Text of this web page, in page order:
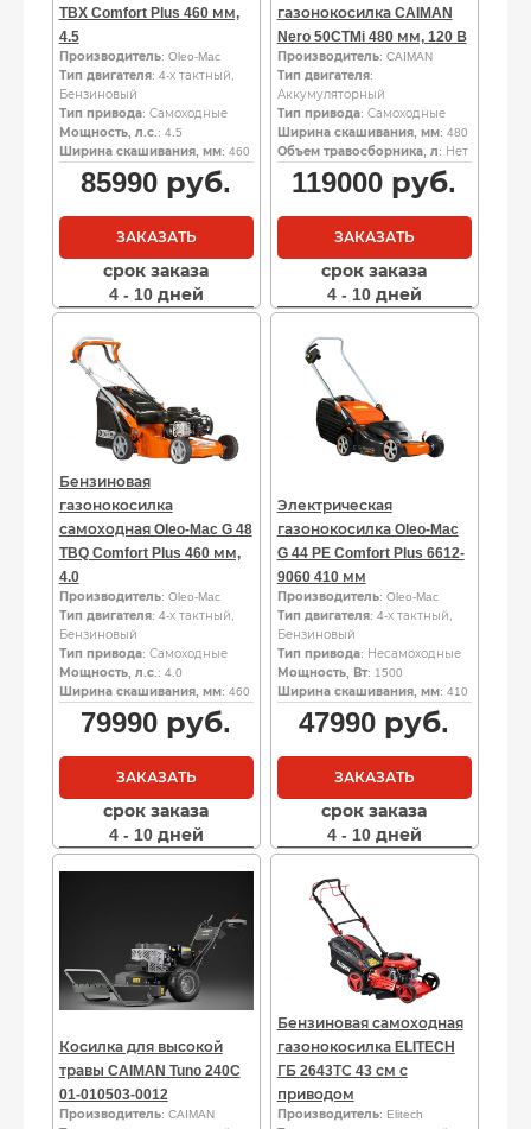
TBX Comfort Plus 460 мм,
4.5
Производитель: Oleo-Mac
Тип двигателя: 4-х тактный,
Бензиновый
Тип привода: Самоходные
Мощность, л.с. : 4.5
Ширина скашивания, мм: 460
85990 руб.
ЗАКАЗАТЬ
срок заказа
4 - 10 дней
газонокосилка CAIMAN
Nero 50CTMi 480 мм, 120 В
Производитель: CAIMAN
Тип двигателя:
Аккумуляторный
Тип привода: Самоходные
Ширина скашивания, мм: 480
Объем травосборника, л: Нет
119000 руб.
ЗАКАЗАТЬ
срок заказа
4 - 10 дней
Бензиновая
газонокосилка
самоходная Oleo-Mac G 48
TBQ Comfort Plus 460 мм,
4.0
Производитель: Oleo-Mac
Тип двигателя: 4-х тактный,
Бензиновый
Тип привода: Самоходные
Мощность, л.с.: 4.0
Ширина скашивания, мм: 460
79990 руб.
ЗАКАЗАТЬ
срок заказа
4 - 10 дней
Электрическая
газонокосилка Oleo-Mac
G 44 PE Comfort Plus 6612-
9060 410 мм
Производитель: Oleo-Mac
Тип двигателя: 4-х тактный,
Бензиновый
Тип привода: Несамоходные
Мощность, Вт: 1500
Ширина скашивания, мм: 410
47990 руб.
ЗАКАЗАТЬ
срок заказа
4 - 10 дней
Косилка для высокой
травы CAIMAN Tuno 240C
01-010503-0012
Производитель: CAIMAN
Бензиновая самоходная
газонокосилка ELITECH
ГБ 2643ТС 43 см с
приводом
Производитель: Elitech